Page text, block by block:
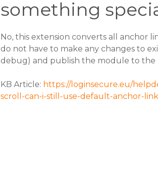
something
No, this extension converts all anchor
do not have to make any changes to
debug) and publish the module to the
KB Article: https://loginsecure.eu/
scroll-can-i-still-use-default-anchor-